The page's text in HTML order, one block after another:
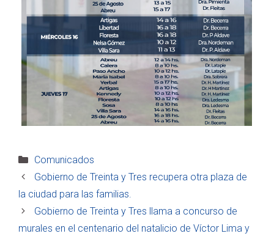
Categorías
Comunicados
Gobierno de Treinta y Tres recupera otra plaza de
la ciudad para las familias.
Gobierno de Treinta y Tres llama a concurso de
murales en el centenario del natalicio de Víctor Lima y